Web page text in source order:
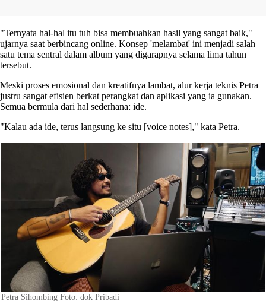
"Ternyata hal-hal itu tuh bisa membuahkan hasil yang sangat baik,"
ujarnya saat berbincang online. Konsep 'melambat' ini menjadi salah
satu tema sentral dalam album yang digarapnya selama lima tahun
tersebut.
Meski proses emosional dan kreatifnya lambat, alur kerja teknis Petra
justru sangat efisien berkat perangkat dan aplikasi yang ia gunakan.
Semua bermula dari hal sederhana: ide.
"Kalau ada ide, terus langsung ke situ [voice notes]," kata Petra.
Petra Sihombing Foto: dok Pribadi